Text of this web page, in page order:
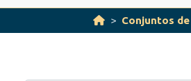
Conjuntos